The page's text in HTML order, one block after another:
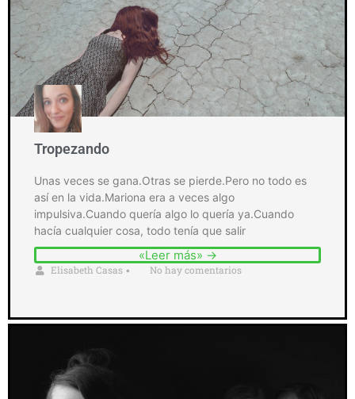
Tropezando
Unas veces se gana.Otras se pierde.Pero no todo es
así en la vida.Mariona era a veces algo
impulsiva.Cuando quería algo lo quería ya.Cuando
hacía cualquier cosa, todo tenía que salir
«Leer más» →
Elisabeth Casas • No hay comentarios